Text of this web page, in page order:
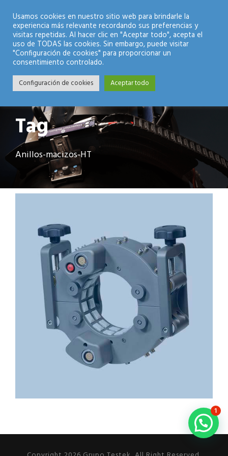
Modo Nocturno
Tag
Anillos-macizos-HT
Usamos cookies en nuestro sitio web para brindarle la
experiencia más relevante recordando sus preferencias y
visitas repetidas. Al hacer clic en "Aceptar todo", acepta el
uso de TODAS las cookies. Sin embargo, puede visitar
"Configuración de cookies" para proporcionar un
consentimiento controlado.
Configuración de cookies Aceptar todo
1